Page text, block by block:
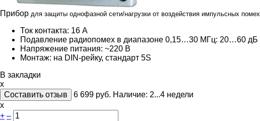
Прибор для защиты однофазной сети/нагрузки от воздействия импульсных помех
Ток контакта: 16 А
Подавление радиопомех в диапазоне 0,15…30 МГц: 20…60 дБ
Напряжение питания: ~220 В
Монтаж: на DIN-рейку, стандарт 5S
В закладки
x
Составить отзыв
6 699 руб. Наличие: 2...4 недели
х
+ –